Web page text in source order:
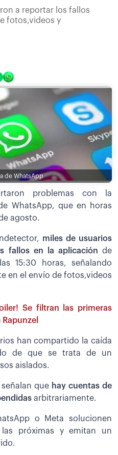
a reportar los fallos
fotos,videos y
de WhatsApp
problemas con la
WhatsApp, que en horas
agosto.
miles de usuarios
fallos en la aplicación de
15:30 horas, señalando
en el envío de fotos,videos
Se filtran las primeras
han compartido la caída
de que se trata de un
aislados.
que hay cuentas de
arbitrariamente.
o Meta solucionen
próximas y emitan un